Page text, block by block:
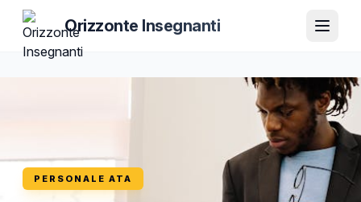
Orizzonte Insegnanti
PERSONALE ATA